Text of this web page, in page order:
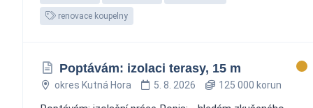
renovace koupelny
Poptávám: izolaci terasy, 15 m
okres Kutná Hora 5. 8. 2026 125 000 korun